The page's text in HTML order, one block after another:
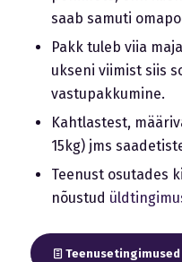
saab samuti
Pakk tuleb viia
ukseni viimist siis
vastupakkumine.
Kahtlastest,
15kg) jms
Teenust osutades
nõustud
Teenusetingimused